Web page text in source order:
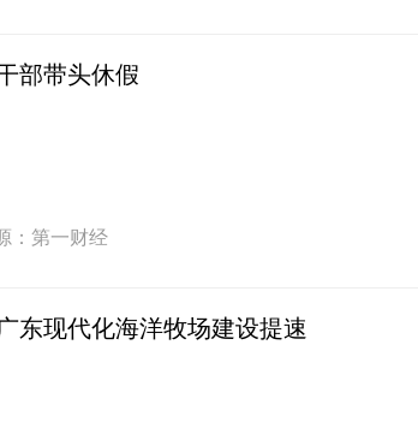
部带头休假
：第一财经
东现代化海洋牧场建设提速